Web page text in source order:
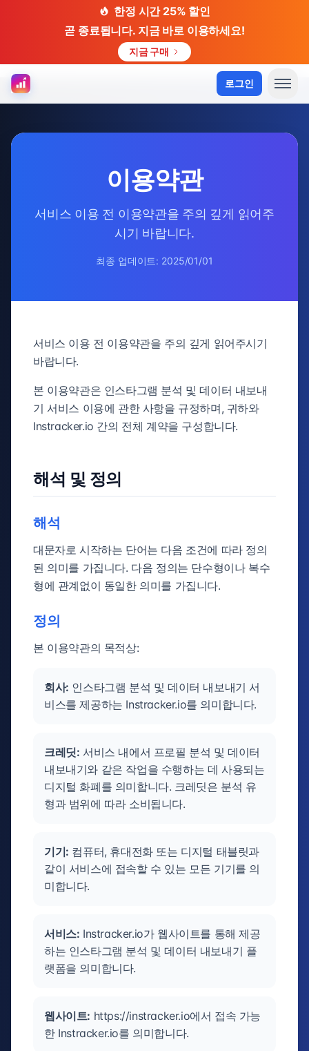
한정 시간 25% 할인
곧 종료됩니다. 지금 바로 이용하세요!
지금 구매
로그인
이용약관
서비스 이용 전 이용약관을 주의 깊게 읽어주
시기 바랍니다.
최종 업데이트: 2025/01/01
서비스 이용 전 이용약관을 주의 깊게 읽어주시기
바랍니다.
본 이용약관은 인스타그램 분석 및 데이터 내보내
기 서비스 이용에 관한 사항을 규정하며, 귀하와
Instracker.io 간의 전체 계약을 구성합니다.
해석 및 정의
해석
대문자로 시작하는 단어는 다음 조건에 따라 정의
된 의미를 가집니다. 다음 정의는 단수형이나 복수
형에 관계없이 동일한 의미를 가집니다.
정의
본 이용약관의 목적상:
회사: 인스타그램 분석 및 데이터 내보내기 서
비스를 제공하는 Instracker.io를 의미합니다.
크레딧: 서비스 내에서 프로필 분석 및 데이터
내보내기와 같은 작업을 수행하는 데 사용되는
디지털 화폐를 의미합니다. 크레딧은 분석 유
형과 범위에 따라 소비됩니다.
기기: 컴퓨터, 휴대전화 또는 디지털 태블릿과
같이 서비스에 접속할 수 있는 모든 기기를 의
미합니다.
서비스: Instracker.io가 웹사이트를 통해 제공
하는 인스타그램 분석 및 데이터 내보내기 플
랫폼을 의미합니다.
웹사이트: https://instracker.io에서 접속 가능
한 Instracker.io를 의미합니다.